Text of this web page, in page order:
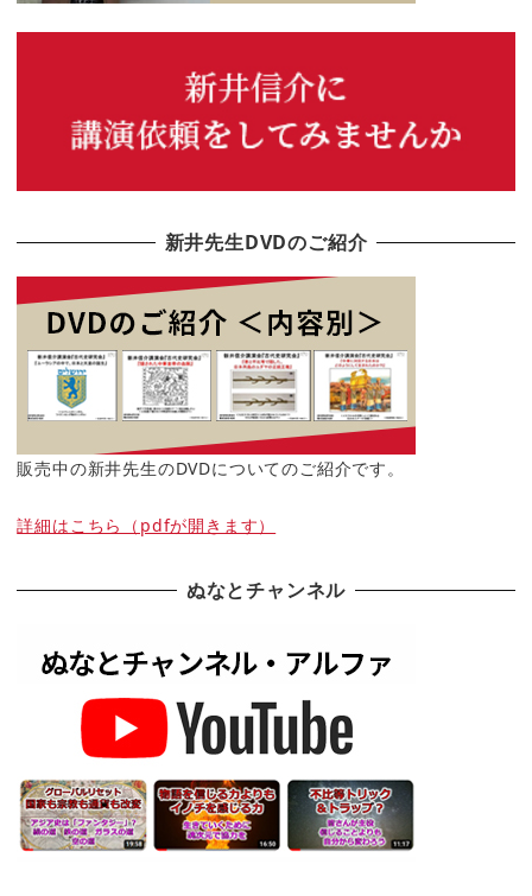
新井先生DVDのご紹介
販売中の新井先生のDVDについてのご紹介です。
詳細はこちら（pdfが開きます）
ぬなとチャンネル